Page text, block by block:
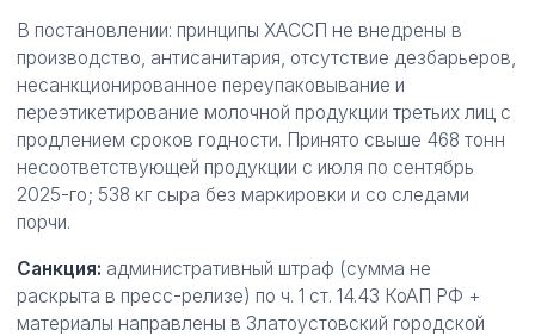
В постановлении: принципы ХАССП не внедрены в
производство, антисанитария, отсутствие дезбарьеров,
несанкционированное переупаковывание и
переэтикетирование молочной продукции третьих лиц с
продлением сроков годности. Принято свыше 468 тонн
несоответствующей продукции с июля по сентябрь
2025-го; 538 кг сыра без маркировки и со следами
порчи.
Санкция: административный штраф (сумма не
раскрыта в пресс-релизе) по ч. 1 ст. 14.43 КоАП РФ +
материалы направлены в Златоустовский городской